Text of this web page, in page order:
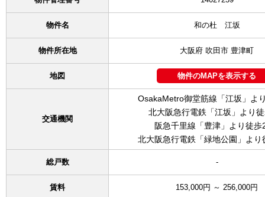
物件名 和の杜 江坂
物件所在地 大阪府 吹田市 豊津町
地図 物件のMAPを表示する
交通機関
OsakaMetro御堂筋線「江坂」よ
北大阪急行電鉄「江坂」より
阪急千里線「豊津」より徒歩
北大阪急行電鉄「緑地公園」より
総戸数 -
賃料 153,000円 ～ 256,000円